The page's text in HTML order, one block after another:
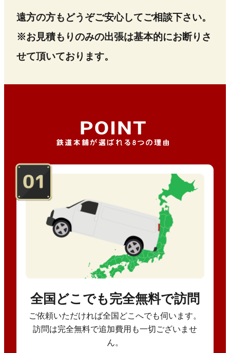
遠方の方もどうぞご安心してご相談下さい。
※お見積もりのみの出張は基本的にお断りさ
せて頂いております。
全国どこでも完全無料で訪問
ご依頼いただければ全国どこへでも伺います。
訪問は完全無料で追加費用も一切ございませ
ん。